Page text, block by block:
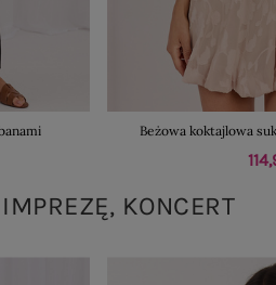
Beżowa koktajlowa
KONCERT